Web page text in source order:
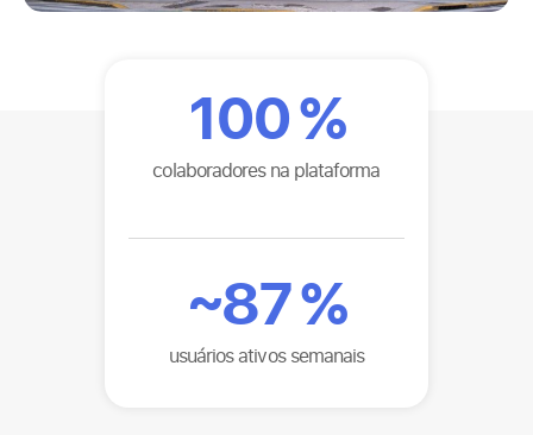
100%
colaboradores na plataforma
~87%
usuários ativos semanais